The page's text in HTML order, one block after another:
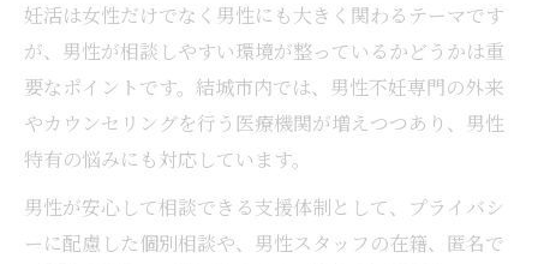
妊活は女性だけでなく男性にも大きく関わるテーマです
が、男性が相談しやすい環境が整っているかどうかは重
要なポイントです。結城市内では、男性不妊専門の外来
やカウンセリングを行う医療機関が増えつつあり、男性
特有の悩みにも対応しています。
男性が安心して相談できる支援体制として、プライバシ
ーに配慮した個別相談や、男性スタッフの在籍、匿名で